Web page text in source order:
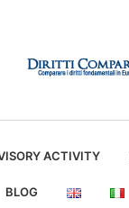
ACTIVITY
BLOG